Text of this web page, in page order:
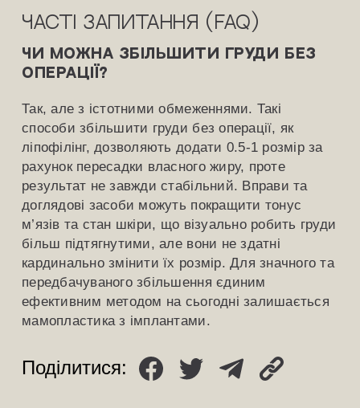
Часті запитання (FAQ)
Чи можна збільшити груди без
операції?
Так, але з істотними обмеженнями. Такі
способи збільшити груди без операції, як
ліпофілінг, дозволяють додати 0.5-1 розмір за
рахунок пересадки власного жиру, проте
результат не завжди стабільний. Вправи та
доглядові засоби можуть покращити тонус
м’язів та стан шкіри, що візуально робить груди
більш підтягнутими, але вони не здатні
кардинально змінити їх розмір. Для значного та
передбачуваного збільшення єдиним
ефективним методом на сьогодні залишається
мамопластика з імплантами.
Поділитися: